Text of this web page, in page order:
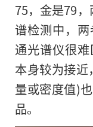
75，金是79
谱检测中，
通光谱仪很
本身较为接
量或密度值)
品。